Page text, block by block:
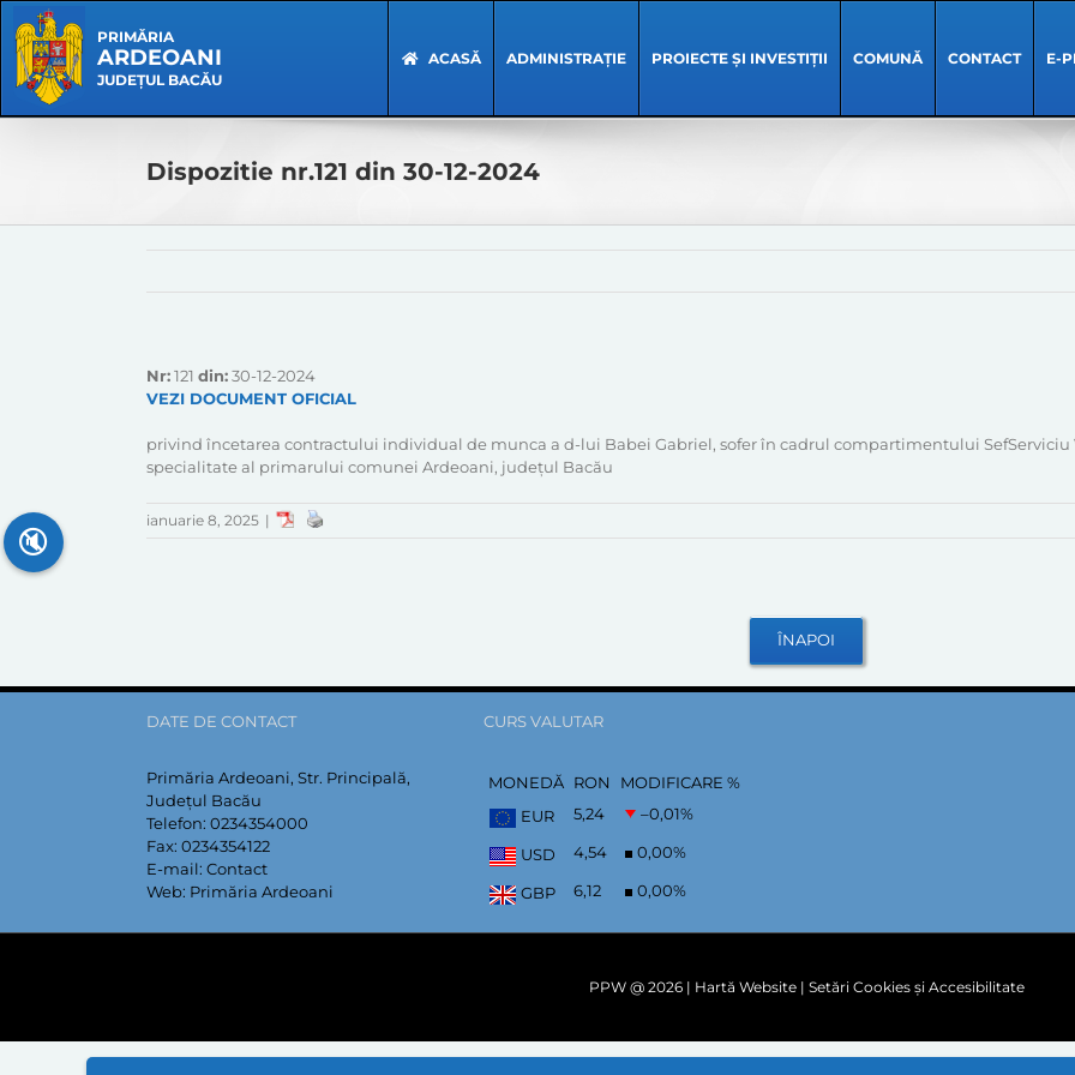
content
Navigation
PRIMĂRIA
ARDEOANI
JUDEȚUL BACĂU
ACASĂ ADMINISTRAȚIE PROIECTE ȘI INVESTIȚII COMUNĂ CONTACT E-
Dispozitie nr.121 din 30-12-2024
Nr:121 din:30-12-2024
VEZI DOCUMENT OFICIAL
privind încetarea contractului individual de munca a d-lui Babei Gabriel, sofer în cadrul compartimentului
specialitate al primarului comunei Ardeoani, județul Bacău
ianuarie 8, 2025 |
DATE DE CONTACT
Primăria Ardeoani, Str. Principală,
Județul Bacău
Telefon: 0234354000
Fax: 0234354122
E-mail: Contact
Web: Primăria Ardeoani
CURS VALUTAR
MONEDĂ RON
MODIFICARE %
EUR
5,24 –0,01%
USD 4,54 0,00%
GBP 6,12 0,00%
PPW @ 2026 | Hartă Website| Setări Cookies și Accesibilitate
🔇